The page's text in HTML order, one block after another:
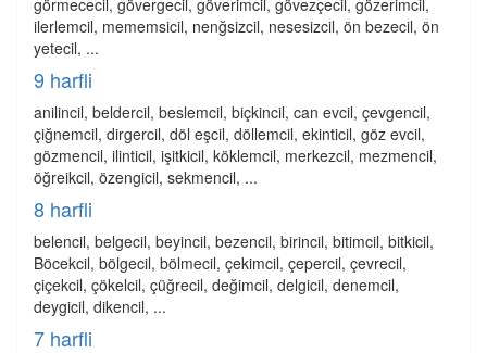
görmececil, gövergecil, göverimcil, gövezçecil, gözerimcil,
ilerlemcil, mememsicil, nenğsizcil, nesesizcil, ön bezecil, ön
yetecil, ...
9 harfli
anilincil, beldercil, beslemcil, biçkincil, can evcil, çevgencil,
çiğnemcil, dirgercil, döl eşcil, döllemcil, ekinticil, göz evcil,
gözmencil, ilinticil, işitkicil, köklemcil, merkezcil, mezmencil,
öğreikcil, özengicil, sekmencil, ...
8 harfli
belencil, belgecil, beyincil, bezencil, birincil, bitimcil, bitkicil,
Böcekcil, bölgecil, bölmecil, çekimcil, çepercil, çevrecil,
çiçekcil, çökelcil, çüğrecil, değimcil, delgicil, denemcil,
deygicil, dikencil, ...
7 harfli